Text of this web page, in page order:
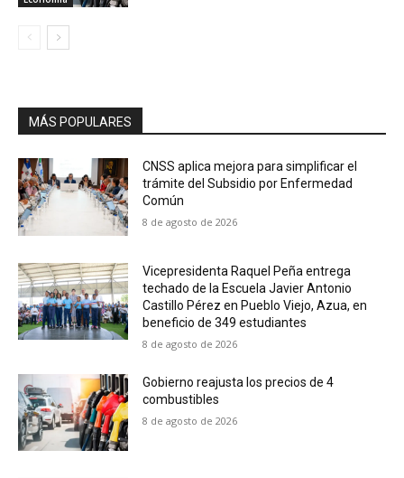
MÁS POPULARES
CNSS aplica mejora para simplificar el
trámite del Subsidio por Enfermedad
Común
8 de agosto de 2026
Vicepresidenta Raquel Peña entrega
techado de la Escuela Javier Antonio
Castillo Pérez en Pueblo Viejo, Azua, en
beneficio de 349 estudiantes
8 de agosto de 2026
Gobierno reajusta los precios de 4
combustibles
8 de agosto de 2026